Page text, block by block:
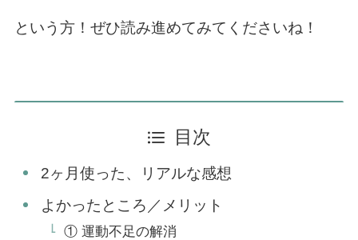
という方！ぜひ読み進めてみてくださいね！
目次
2ヶ月使った、リアルな感想
よかったところ／メリット
① 運動不足の解消